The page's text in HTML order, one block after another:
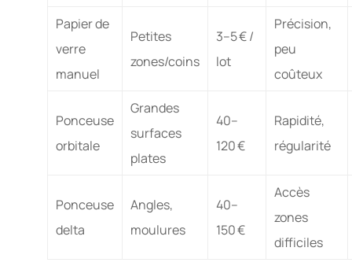
Papier de
verre
manuel
Petites
zones/coins
3–5 € /
lot
Précision,
peu
coûteux
Ponceuse
orbitale
Grandes
surfaces
plates
40–
120 €
Rapidité,
régularité
Ponceuse
delta
Angles,
moulures
40–
150 €
Accès
zones
difficiles